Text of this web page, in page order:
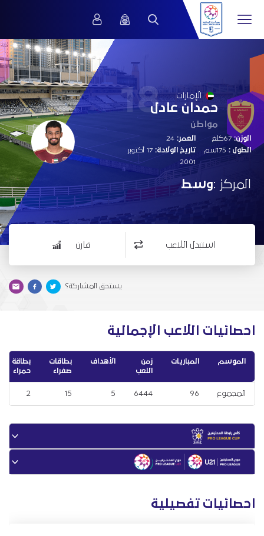
18 الإمارات
حمدان عادل
مواطن
الوزن:67كلغ
الطول :
العمر:
تاريخ الولادة:
17 أكتوبر
2001
المركز :وسط
استبدل اللاعب قارن
يستحق المشاركة؟
احصائيات اللاعب الإجمالية
الموسم المباريات
زمن
اللعب
الأهداف
بطاقات
صفراء
بطاقة
حمراء
المجموع 96
6444
5
15
2
احصائيات تفصيلية